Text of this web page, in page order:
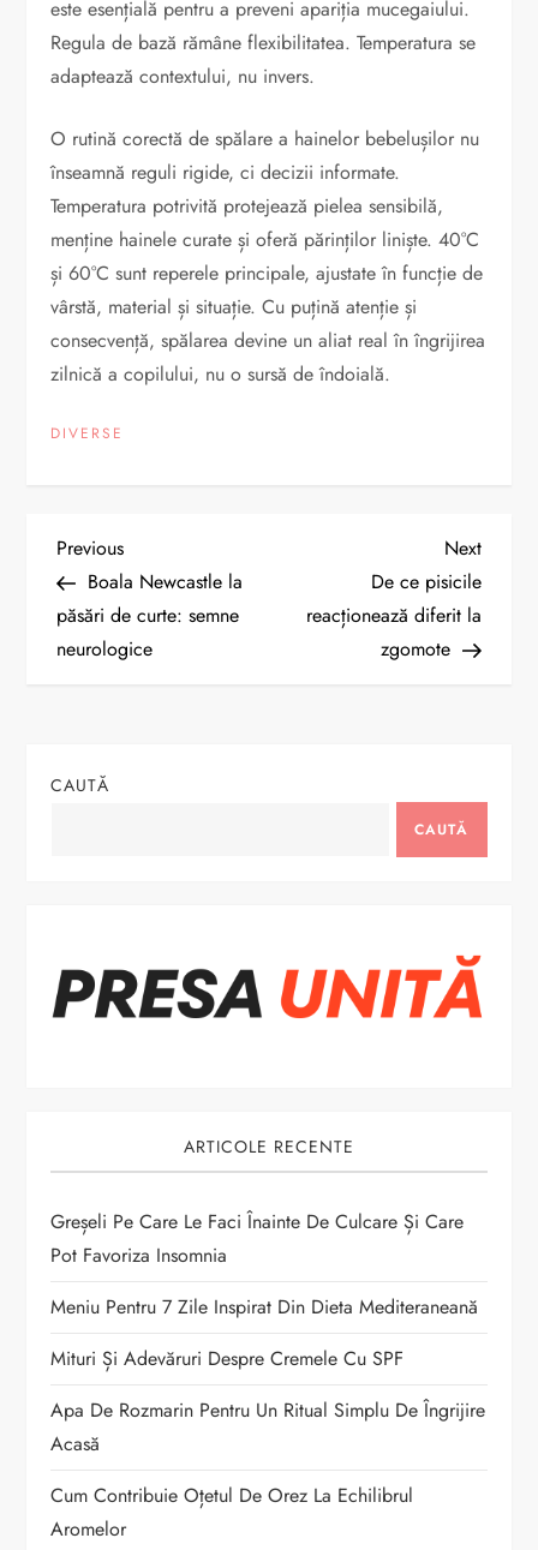
este esențială pentru a preveni apariția mucegaiului.
Regula de bază rămâne flexibilitatea. Temperatura se
adaptează contextului, nu invers.
O rutină corectă de spălare a hainelor bebelușilor nu
înseamnă reguli rigide, ci decizii informate.
Temperatura potrivită protejează pielea sensibilă,
menține hainele curate și oferă părinților liniște. 40°C
și 60°C sunt reperele principale, ajustate în funcție de
vârstă, material și situație. Cu puțină atenție și
consecvență, spălarea devine un aliat real în îngrijirea
zilnică a copilului, nu o sursă de îndoială.
DIVERSE
N
a
v
g
e
î
r
t
i
c
o
l
e
Previous
Post
Previous
Boala Newcastle la
păsări de curte: semne
neurologice
Next
Post
Next
De ce pisicile
reacționează diferit la
zgomote
CAUTĂ
CAUTĂ
ARTICOLE RECENTE
Greșeli Pe Care Le Faci Înainte De Culcare Și Care
Pot Favoriza Insomnia
Meniu Pentru 7 Zile Inspirat Din Dieta Mediteraneană
Mituri Și Adevăruri Despre Cremele Cu SPF
Apa De Rozmarin Pentru Un Ritual Simplu De Îngrijire
Acasă
Cum Contribuie Oțetul De Orez La Echilibrul
Aromelor